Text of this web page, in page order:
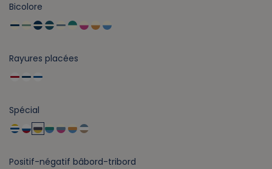
Bicolore
Rayures placées
Spécial
Positif-négatif bâbord-tribord